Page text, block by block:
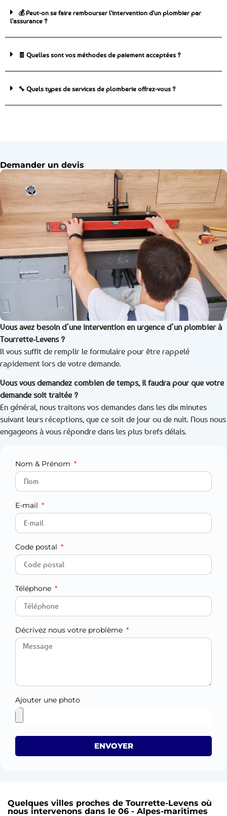
💰 Peut-on se faire rembourser l'intervention d'un plombier par
l'assurance ?
🧾 Quelles sont vos méthodes de paiement acceptées ?
🔧 Quels types de services de plomberie offrez-vous ?
Demander un devis
Vous avez besoin d’une intervention en urgence d’un plombier à
Tourrette-Levens ?
Il vous suffit de remplir le formulaire pour être rappelé
rapidement lors de votre demande.
Vous vous demandez combien de temps, il faudra pour que votre
demande soit traitée ?
En général, nous traitons vos demandes dans les dix minutes
suivant leurs réceptions, que ce soit de jour ou de nuit. Nous nous
engageons à vous répondre dans les plus brefs délais.
Nom & Prénom
E-mail
Code postal
Téléphone
Décrivez nous votre problème
Ajouter une photo
ENVOYER
Quelques villes proches de Tourrette-Levens où
nous intervenons dans le 06 - Alpes-maritimes